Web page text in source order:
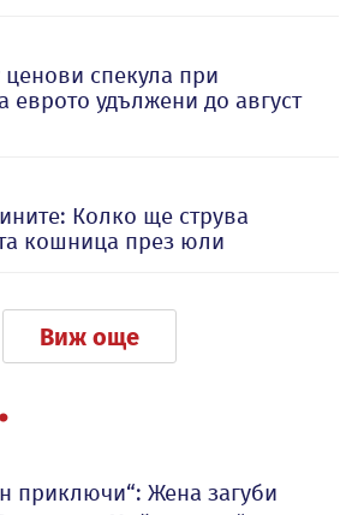
спекула при
еврото удължени до август
Колко ще струва
кошница през юли
Виж още
приключи“: Жена загуби